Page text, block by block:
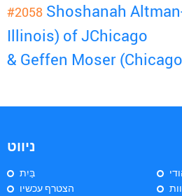
#2058 Shoshanah
Illinois) of JChicago
& Geffen Moser
ניווט
בַּיִת
הצטרף עכשיו